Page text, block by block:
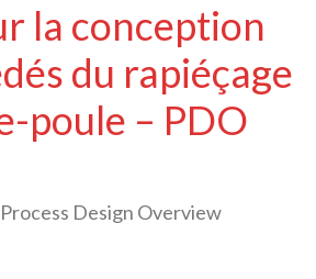
la conception
du rapiéçage
poule – PDO
Design Overview